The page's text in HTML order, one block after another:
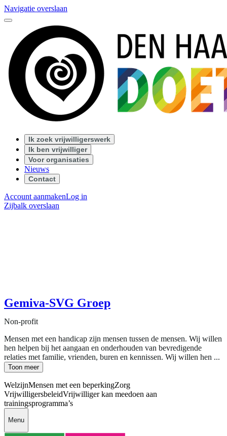
Navigatie overslaan
Ik zoek vrijwilligerswerk
Ik ben vrijwilliger
Voor organisaties
Nieuws
Contact
Account aanmakenLog in
Zijbalk overslaan
Gemiva-SVG Groep
Non-profit
Mensen met een handicap zijn mensen tussen de mensen. Wij willen
hen helpen bij het aangaan en onderhouden van bevredigende
relaties met familie, vrienden, buren en kennissen. Wij willen hen ...
Toon meer
WelzijnMensen met een beperkingZorg
VrijwilligersbeleidVrijwilliger kan meedoen aan
trainingsprogramma’s
Menu